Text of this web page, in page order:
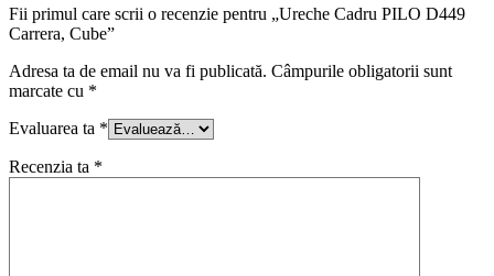
Fii primul care scrii o recenzie pentru „Ureche Cadru PILO D449
Carrera, Cube”
Adresa ta de email nu va fi publicată. Câmpurile obligatorii sunt
marcate cu *
Evaluarea ta *
Recenzia ta *